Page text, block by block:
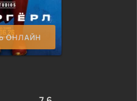
ОНЛАЙН